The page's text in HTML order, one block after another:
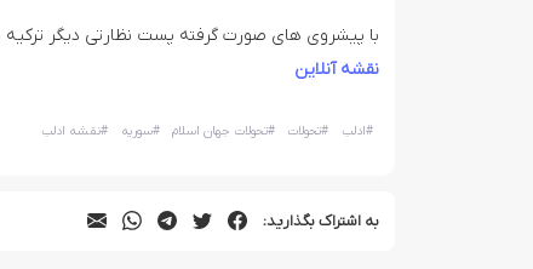
با پیشروی های صورت گرفته پست نظارتی دیگر
نقشه آنلاین
#ادلب #تحولات #تحولات جهان اسلام #سوریه #نقشه ادلب
به اشتراک بگذارید: